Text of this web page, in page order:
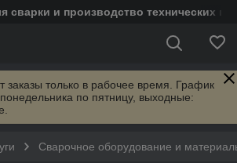
сварки и производство технических
заказы только в рабочее время. График
по пятницу, выходные:
Сварочное оборудование и